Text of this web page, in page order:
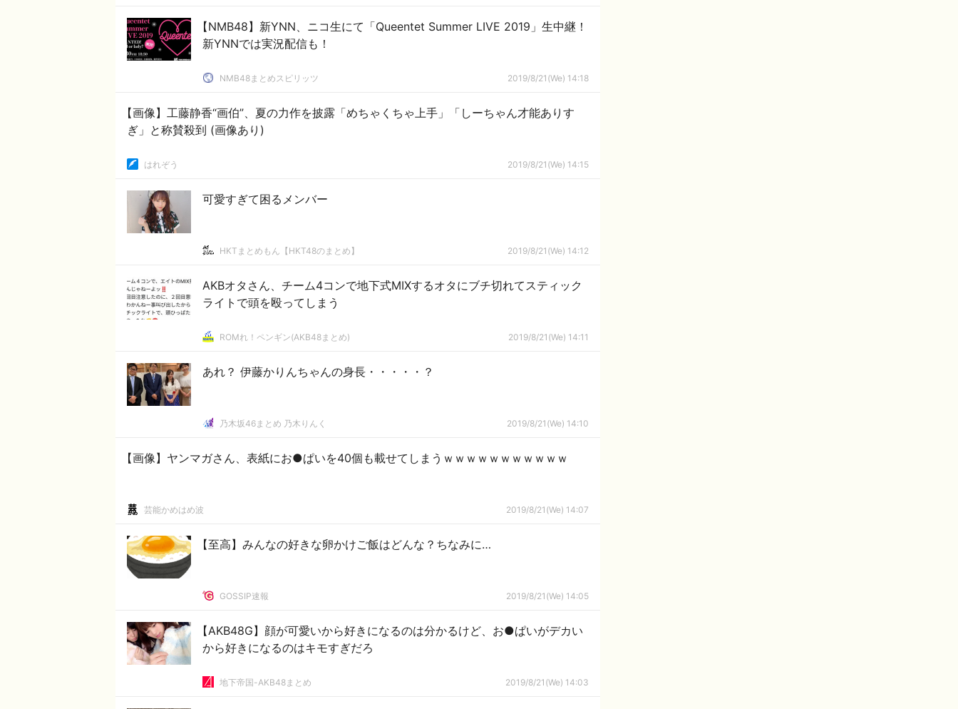
【NMB48】新YNN、ニコ生にて「Queentet Summer LIVE 2019」生中継！
新YNNでは実況配信も！
NMB48まとめスピリッツ 2019/8/21(We) 14:18
【画像】工藤静香“画伯”、夏の力作を披露「めちゃくちゃ上手」「しーちゃん才能ありす
ぎ」と称賛殺到 (画像あり)
はれぞう 2019/8/21(We) 14:15
可愛すぎて困るメンバー
HKTまとめもん【HKT48のまとめ】 2019/8/21(We) 14:12
AKBオタさん、チーム4コンで地下式MIXするオタにブチ切れてスティック
ライトで頭を殴ってしまう
ROMれ！ペンギン(AKB48まとめ) 2019/8/21(We) 14:11
あれ？ 伊藤かりんちゃんの身長・・・・・？
乃木坂46まとめ 乃木りんく 2019/8/21(We) 14:10
【画像】ヤンマガさん、表紙にお●ぱいを40個も載せてしまうｗｗｗｗｗｗｗｗｗｗｗ
芸能かめはめ波 2019/8/21(We) 14:07
【至高】みんなの好きな卵かけご飯はどんな？ちなみに…
GOSSIP速報 2019/8/21(We) 14:05
【AKB48G】顔が可愛いから好きになるのは分かるけど、お●ぱいがデカい
から好きになるのはキモすぎだろ
地下帝国-AKB48まとめ 2019/8/21(We) 14:03